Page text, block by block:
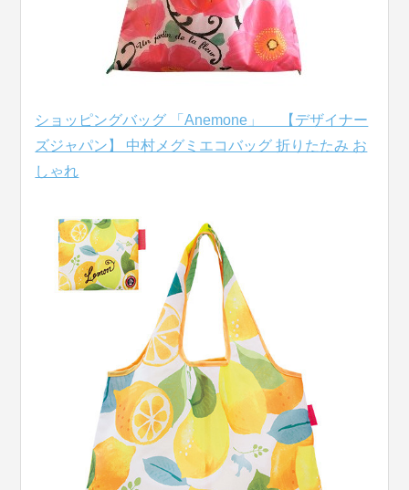
ショッピングバッグ 「Anemone」 【デザイナー
ズジャパン】 中村メグミエコバッグ 折りたたみ お
しゃれ